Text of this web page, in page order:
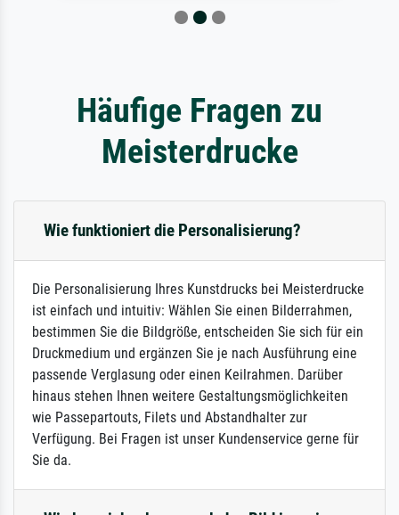
Häufige Fragen zu
Meisterdrucke
Wie funktioniert die Personalisierung?
Die Personalisierung Ihres Kunstdrucks bei Meisterdrucke
ist einfach und intuitiv: Wählen Sie einen Bilderrahmen,
bestimmen Sie die Bildgröße, entscheiden Sie sich für ein
Druckmedium und ergänzen Sie je nach Ausführung eine
passende Verglasung oder einen Keilrahmen. Darüber
hinaus stehen Ihnen weitere Gestaltungsmöglichkeiten
wie Passepartouts, Filets und Abstandhalter zur
Verfügung. Bei Fragen ist unser Kundenservice gerne für
Sie da.